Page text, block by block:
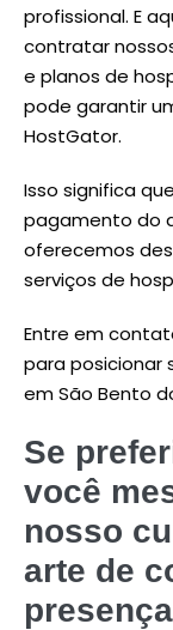
profissional. E
contratar
e planos de
pode garantir
HostGator.
Isso significa
pagamento do
oferecemos
serviços de
Entre em
para posicionar
em São Bento
Se
você
nosso
arte de